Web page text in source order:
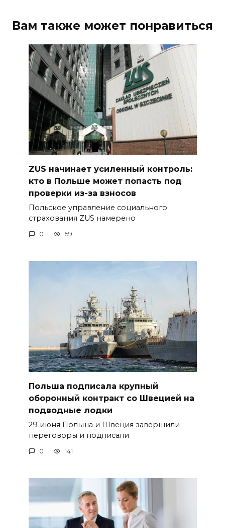
Вам также может понравиться
ZUS начинает усиленный контроль:
кто в Польше может попасть под
проверки из-за взносов
Польское управление социального
страхования ZUS намерено
0 59
Польша подписала крупный
оборонный контракт со Швецией на
подводные лодки
29 июня Польша и Швеция завершили
переговоры и подписали
0 141